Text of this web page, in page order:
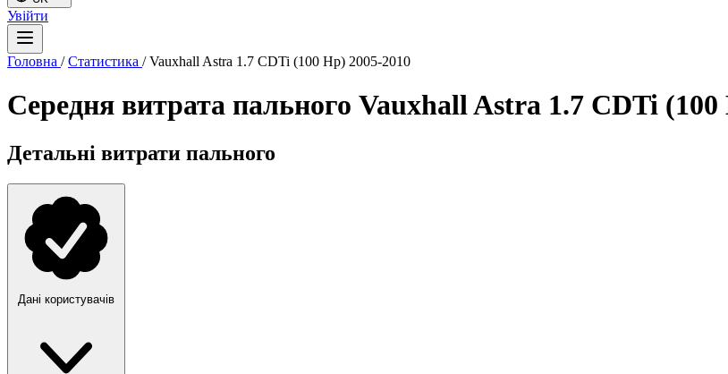
Увійти
Головна / Статистика / Vauxhall Astra 1.7 CDTi (100 Hp) 2005-2010
Середня витрата пального Vauxhall Astra 1.7 CDTi (100
Детальні витрати пального
Дані користувачів